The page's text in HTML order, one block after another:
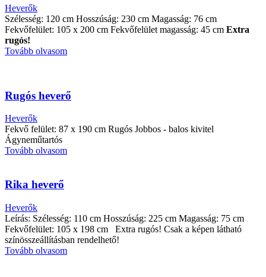
Heverők
Szélesség: 120 cm Hosszúság: 230 cm Magasság: 76 cm
Fekvőfelület: 105 x 200 cm Fekvőfelület magasság: 45 cm Extra
rugós!
Tovább olvasom
Rugós heverő
Heverők
Fekvő felület: 87 x 190 cm Rugós Jobbos - balos kivitel
Ágyneműtartós
Tovább olvasom
Rika heverő
Heverők
Leírás: Szélesség: 110 cm Hosszúság: 225 cm Magasság: 75 cm
Fekvőfelület: 105 x 198 cm Extra rugós! Csak a képen látható
színösszeállításban rendelhető!
Tovább olvasom